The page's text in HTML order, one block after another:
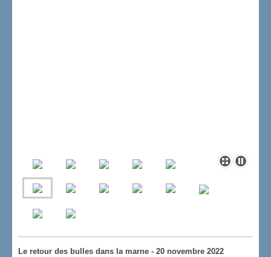
Le retour des bulles dans la marne - 20 novembre 2022